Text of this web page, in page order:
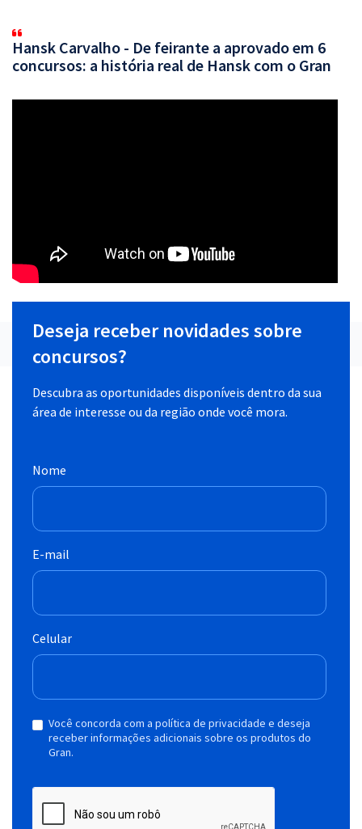
Hansk Carvalho - De feirante a aprovado em 6
concursos: a história real de Hansk com o Gran
Deseja receber novidades sobre
concursos?
Descubra as oportunidades disponíveis dentro da sua
área de interesse ou da região onde você mora.
Nome
E-mail
Celular
Você concorda com a política de privacidade e deseja
receber informações adicionais sobre os produtos do
Gran.